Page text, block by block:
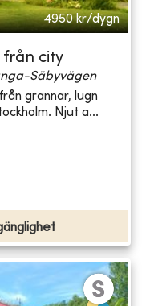
4950 kr/dygn
från city
Säbyvägen
grannar, lugn
Njut a...